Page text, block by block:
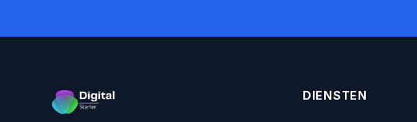
DIENSTEN